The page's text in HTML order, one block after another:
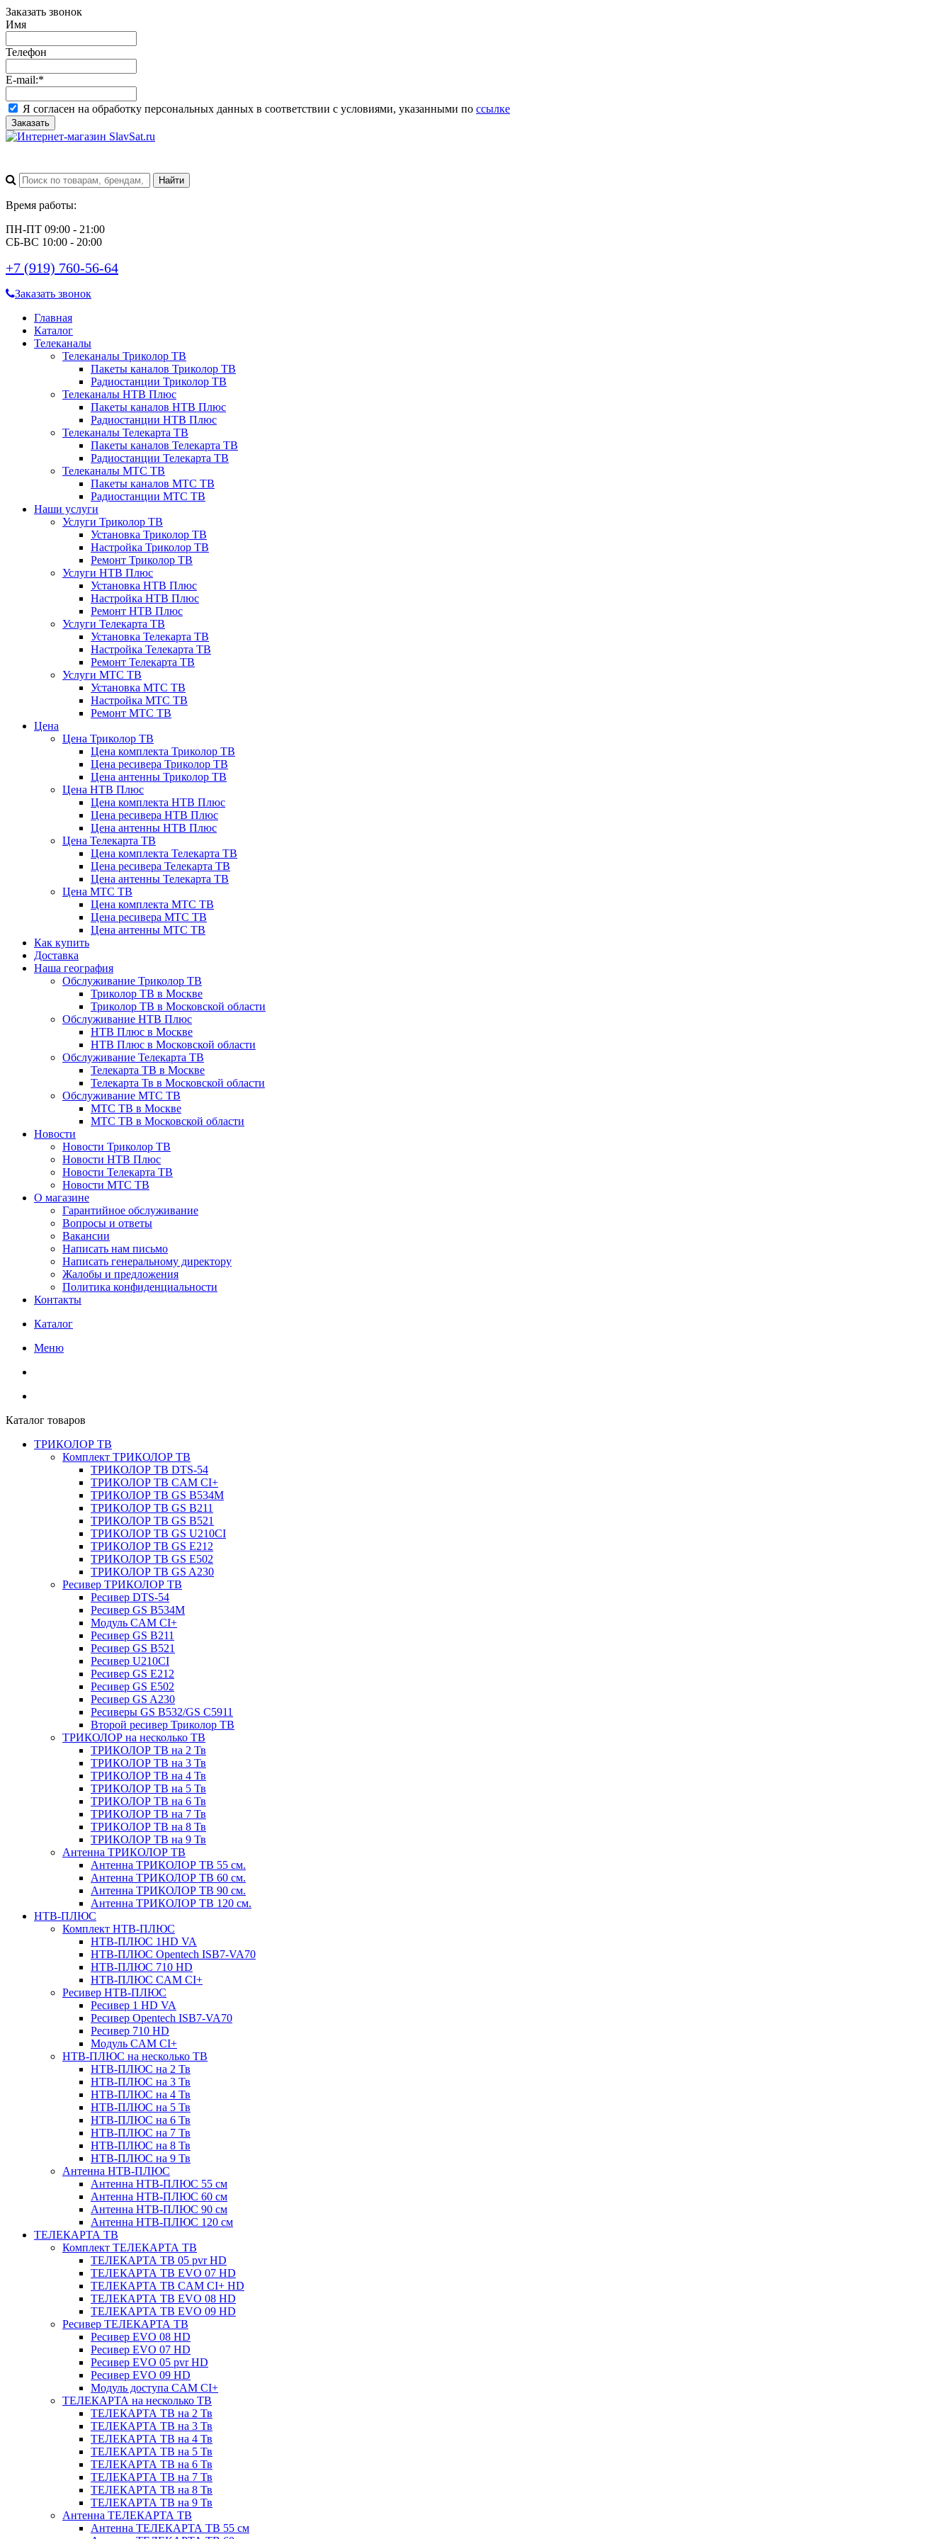
Заказать звонок
Имя
Телефон
E-mail:*
Я согласен на обработку персональных данных в соответствии с условиями, указанными по ссылке
Заказать
Время работы:
ПН-ПТ 09:00 - 21:00
СБ-ВС 10:00 - 20:00
+7 (919) 760-56-64
Заказать звонок
Главная
Каталог
Телеканалы
Телеканалы Триколор ТВ
Пакеты каналов Триколор ТВ
Радиостанции Триколор ТВ
Телеканалы НТВ Плюс
Пакеты каналов НТВ Плюс
Радиостанции НТВ Плюс
Телеканалы Телекарта ТВ
Пакеты каналов Телекарта ТВ
Радиостанции Телекарта ТВ
Телеканалы МТС ТВ
Пакеты каналов МТС ТВ
Радиостанции МТС ТВ
Наши услуги
Услуги Триколор ТВ
Установка Триколор ТВ
Настройка Триколор ТВ
Ремонт Триколор ТВ
Услуги НТВ Плюс
Установка НТВ Плюс
Настройка НТВ Плюс
Ремонт НТВ Плюс
Услуги Телекарта ТВ
Установка Телекарта ТВ
Настройка Телекарта ТВ
Ремонт Телекарта ТВ
Услуги МТС ТВ
Установка МТС ТВ
Настройка МТС ТВ
Ремонт МТС ТВ
Цена
Цена Триколор ТВ
Цена комплекта Триколор ТВ
Цена ресивера Триколор ТВ
Цена антенны Триколор ТВ
Цена НТВ Плюс
Цена комплекта НТВ Плюс
Цена ресивера НТВ Плюс
Цена антенны НТВ Плюс
Цена Телекарта ТВ
Цена комплекта Телекарта ТВ
Цена ресивера Телекарта ТВ
Цена антенны Телекарта ТВ
Цена МТС ТВ
Цена комплекта МТС ТВ
Цена ресивера МТС ТВ
Цена антенны МТС ТВ
Как купить
Доставка
Наша география
Обслуживание Триколор ТВ
Триколор ТВ в Москве
Триколор ТВ в Московской области
Обслуживание НТВ Плюс
НТВ Плюс в Москве
НТВ Плюс в Московской области
Обслуживание Телекарта ТВ
Телекарта ТВ в Москве
Телекарта Тв в Московской области
Обслуживание МТС ТВ
МТС ТВ в Москве
МТС ТВ в Московской области
Новости
Новости Триколор ТВ
Новости НТВ Плюс
Новости Телекарта ТВ
Новости МТС ТВ
О магазине
Гарантийное обслуживание
Вопросы и ответы
Вакансии
Написать нам письмо
Написать генеральному директору
Жалобы и предложения
Политика конфиденциальности
Контакты
Каталог
Меню
Каталог товаров
ТРИКОЛОР ТВ
Комплект ТРИКОЛОР ТВ
ТРИКОЛОР ТВ DTS-54
ТРИКОЛОР ТВ CAM CI+
ТРИКОЛОР ТВ GS B534M
ТРИКОЛОР ТВ GS B211
ТРИКОЛОР ТВ GS B521
ТРИКОЛОР ТВ GS U210CI
ТРИКОЛОР ТВ GS E212
ТРИКОЛОР ТВ GS E502
ТРИКОЛОР ТВ GS A230
Ресивер ТРИКОЛОР ТВ
Ресивер DTS-54
Ресивер GS B534M
Модуль CAM CI+
Ресивер GS B211
Ресивер GS B521
Ресивер U210CI
Ресивер GS E212
Ресивер GS E502
Ресивер GS A230
Ресиверы GS B532/GS C5911
Второй ресивер Триколор ТВ
ТРИКОЛОР на несколько ТВ
ТРИКОЛОР ТВ на 2 Тв
ТРИКОЛОР ТВ на 3 Тв
ТРИКОЛОР ТВ на 4 Тв
ТРИКОЛОР ТВ на 5 Тв
ТРИКОЛОР ТВ на 6 Тв
ТРИКОЛОР ТВ на 7 Тв
ТРИКОЛОР ТВ на 8 Тв
ТРИКОЛОР ТВ на 9 Тв
Антенна ТРИКОЛОР ТВ
Антенна ТРИКОЛОР ТВ 55 см.
Антенна ТРИКОЛОР ТВ 60 см.
Антенна ТРИКОЛОР ТВ 90 см.
Антенна ТРИКОЛОР ТВ 120 см.
НТВ-ПЛЮС
Комплект НТВ-ПЛЮС
НТВ-ПЛЮС 1HD VA
НТВ-ПЛЮС Opentech ISB7-VA70
НТВ-ПЛЮС 710 HD
НТВ-ПЛЮС CAM CI+
Ресивер НТВ-ПЛЮС
Ресивер 1 HD VA
Ресивер Opentech ISB7-VA70
Ресивер 710 HD
Модуль CAM CI+
НТВ-ПЛЮС на несколько ТВ
НТВ-ПЛЮС на 2 Тв
НТВ-ПЛЮС на 3 Тв
НТВ-ПЛЮС на 4 Тв
НТВ-ПЛЮС на 5 Тв
НТВ-ПЛЮС на 6 Тв
НТВ-ПЛЮС на 7 Тв
НТВ-ПЛЮС на 8 Тв
НТВ-ПЛЮС на 9 Тв
Антенна НТВ-ПЛЮС
Антенна НТВ-ПЛЮС 55 см
Антенна НТВ-ПЛЮС 60 см
Антенна НТВ-ПЛЮС 90 см
Антенна НТВ-ПЛЮС 120 см
ТЕЛЕКАРТА ТВ
Комплект ТЕЛЕКАРТА ТВ
ТЕЛЕКАРТА ТВ 05 pvr HD
ТЕЛЕКАРТА ТВ EVO 07 HD
ТЕЛЕКАРТА ТВ CAM CI+ HD
ТЕЛЕКАРТА ТВ EVO 08 HD
ТЕЛЕКАРТА ТВ EVO 09 HD
Ресивер ТЕЛЕКАРТА ТВ
Ресивер EVO 08 HD
Ресивер EVO 07 HD
Ресивер EVO 05 pvr HD
Ресивер EVO 09 HD
Модуль доступа CAM CI+
ТЕЛЕКАРТА на несколько ТВ
ТЕЛЕКАРТА ТВ на 2 Тв
ТЕЛЕКАРТА ТВ на 3 Тв
ТЕЛЕКАРТА ТВ на 4 Тв
ТЕЛЕКАРТА ТВ на 5 Тв
ТЕЛЕКАРТА ТВ на 6 Тв
ТЕЛЕКАРТА ТВ на 7 Тв
ТЕЛЕКАРТА ТВ на 8 Тв
ТЕЛЕКАРТА ТВ на 9 Тв
Антенна ТЕЛЕКАРТА ТВ
Антенна ТЕЛЕКАРТА ТВ 55 см